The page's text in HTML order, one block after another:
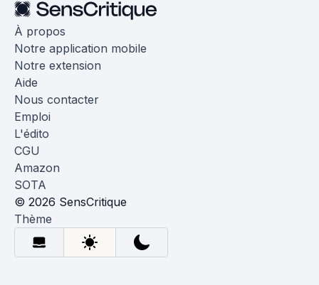
À propos
Notre application mobile
Notre extension
Aide
Nous contacter
Emploi
L'édito
CGU
Amazon
SOTA
© 2026 SensCritique
Thème